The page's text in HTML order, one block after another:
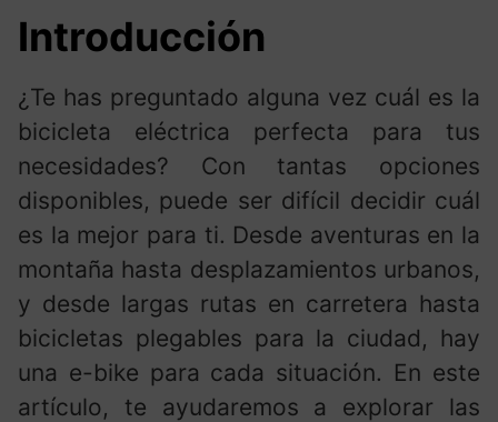
Introducción
¿Te has preguntado alguna vez cuál es la
bicicleta eléctrica perfecta para tus
necesidades? Con tantas opciones
disponibles, puede ser difícil decidir cuál
es la mejor para ti. Desde aventuras en la
montaña hasta desplazamientos urbanos,
y desde largas rutas en carretera hasta
bicicletas plegables para la ciudad, hay
una e-bike para cada situación. En este
artículo, te ayudaremos a explorar las